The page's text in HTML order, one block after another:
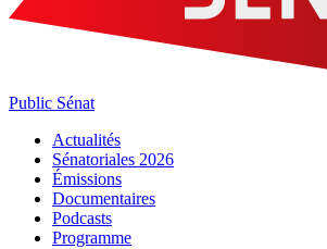
Public Sénat
Actualités
Sénatoriales 2026
Émissions
Documentaires
Podcasts
Programme